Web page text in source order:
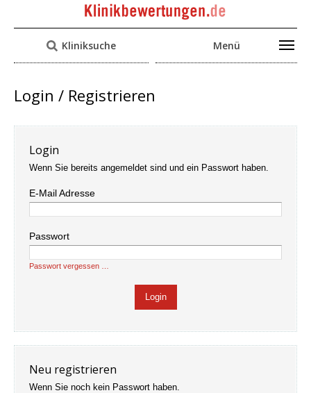
Kliniksuche Menü
Login / Registrieren
Login
Wenn Sie bereits angemeldet sind und ein Passwort haben.
E-Mail Adresse
Passwort
Passwort vergessen …
Neu registrieren
Wenn Sie noch kein Passwort haben.